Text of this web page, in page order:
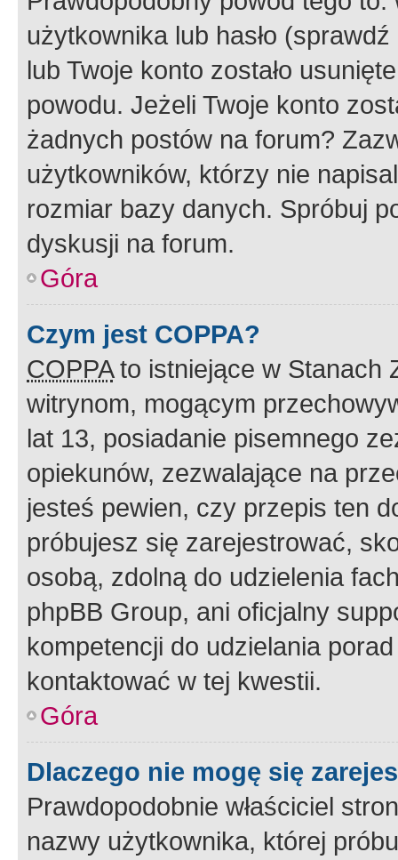
użytkownika lub hasło
lub Twoje konto zostało
powodu. Jeżeli Twoje konto
żadnych postów na forum?
użytkowników, którzy nie
rozmiar bazy danych. Spróbuj
dyskusji na forum.
Góra
Czym jest COPPA?
COPPAto istniejące w Stanach
witrynom, mogącym
lat 13, posiadanie pisemnego
opiekunów, zezwalające na
jesteś pewien, czy przepis ten
próbujesz się zarejestrować,
osobą, zdolną do udzielenia
phpBB Group, ani oficjalny
kompetencji do udzielania
kontaktować w tej kwestii.
Góra
Dlaczego nie mogę się
Prawdopodobnie właściciel
nazwy użytkownika, której